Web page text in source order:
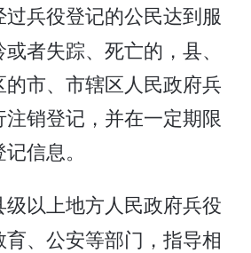
过兵役登记的公民达到服
者失踪、死亡的，县、
的市、市辖区人民政府兵
销登记，并在一定期限
信息。
级以上地方人民政府兵役
、公安等部门，指导相